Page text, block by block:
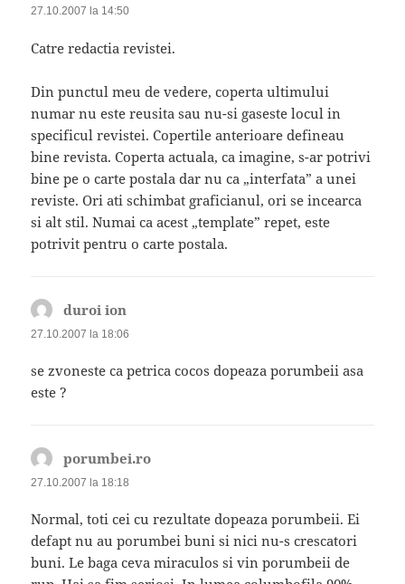
27.10.2007 la 14:50
Catre redactia revistei.
Din punctul meu de vedere, coperta ultimului
numar nu este reusita sau nu-si gaseste locul in
specificul revistei. Copertile anterioare defineau
bine revista. Coperta actuala, ca imagine, s-ar potrivi
bine pe o carte postala dar nu ca „interfata” a unei
reviste. Ori ati schimbat graficianul, ori se incearca
si alt stil. Numai ca acest „template” repet, este
potrivit pentru o carte postala.
duroi ion
27.10.2007 la 18:06
se zvoneste ca petrica cocos dopeaza porumbeii asa
este ?
porumbei.ro
27.10.2007 la 18:18
Normal, toti cei cu rezultate dopeaza porumbeii. Ei
defapt nu au porumbei buni si nici nu-s crescatori
buni. Le baga ceva miraculos si vin porumbeii de